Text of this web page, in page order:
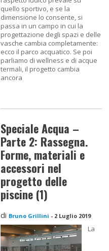
quello sportivo, e se la
dimensione lo consente, si
passa in un campo in cui la
progettazione degli spazi e delle
vasche cambia completamente:
ecco il parco acquatico. Se poi
parliamo di wellness e di acque
termali, il progetto cambia
ancora
Speciale Acqua –
Parte 2: Rassegna.
Forme, materiali e
accessori nel
progetto delle
piscine (1)
di Bruno Grillini - 2 Luglio 2019
La